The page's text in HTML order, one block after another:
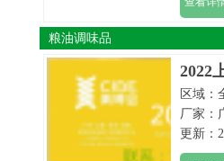
粮油调味品
2022
CIBE
区域：
厂家：
更新：